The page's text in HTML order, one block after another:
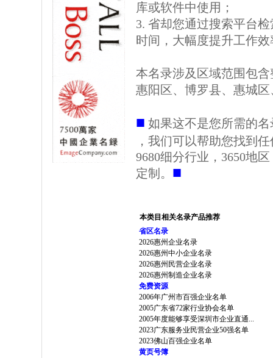
库或软件中使用；
3. 省却您通过搜索平台
时间，大幅度提升工作效
本名录涉及区域范围包
惠阳区、博罗县、惠城
■ 如果这不是您所需的
，我们可以帮助您找到
9680细分行业，3650地
定制。 ■
本类目相关名录产品推荐
省区名录
2026惠州企业名录
2026惠州中小企业名录
2026惠州民营企业名录
2026惠州制造企业名录
免费资源
2006年广州市百强企业名单
2005广东省72家行业协会名单
2005年度能够享受深圳市企业直通...
2023广东服务业民营企业50强名单
2023佛山百强企业名单
黄页号簿